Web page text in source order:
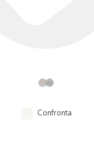
Confronta